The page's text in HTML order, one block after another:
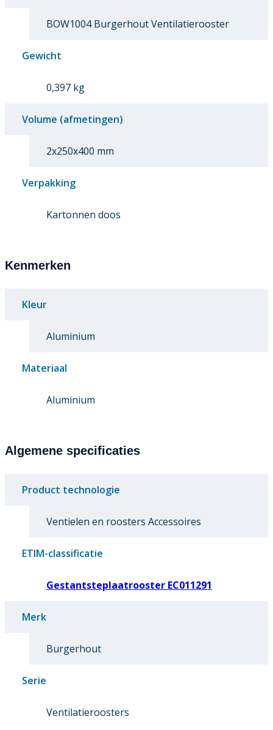
BOW1004 Burgerhout Ventilatierooster
Gewicht
0,397 kg
Volume (afmetingen)
2x250x400 mm
Verpakking
Kartonnen doos
Kenmerken
Kleur
Aluminium
Materiaal
Aluminium
Algemene specificaties
Product technologie
Ventielen en roosters Accessoires
ETIM-classificatie
Gestantsteplaatrooster EC011291
Merk
Burgerhout
Serie
Ventilatieroosters